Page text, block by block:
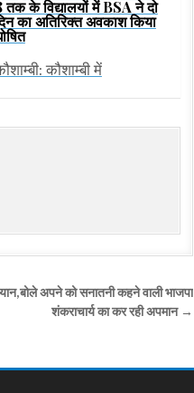
तक के विद्यालयों में BSA ने दो
का अतिरिक्त अवकाश किया
कौशाम्बी में
अपने को सनातनी कहने वाली भाजपा
शंकराचार्य का कर रही अपमान →